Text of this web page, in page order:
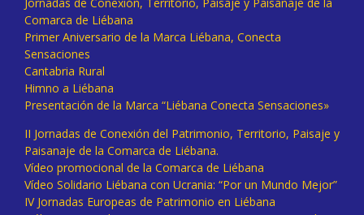
Comarca de Liébana
Primer Aniversario de la Marca Liébana, Conecta
Sensaciones
Cantabria Rural
Himno a Liébana
Presentación de la Marca “Liébana Conecta Sensaciones»
II Jornadas de Conexión del Patrimonio, Territorio, Paisaje y
Paisanaje de la Comarca de Liébana.
Vídeo promocional de la Comarca de Liébana
Vídeo Solidario Liébana con Ucrania: “Por un Mundo Mejor”
IV Jornadas Europeas de Patrimonio en Liébana